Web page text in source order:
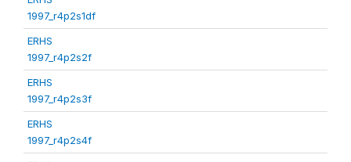
1997_r4p2s1df
ERHS
1997_r4p2s2f
ERHS
1997_r4p2s3f
ERHS
1997_r4p2s4f